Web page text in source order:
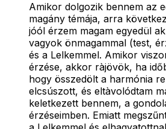
Amikor dolgozik bennem az
magány témája, arra
jóól érzem magam egyedül
vagyok önmagammal (test,
és a Lelkemmel. Amikor
érzése, akkor ràjövök, ha
hogy összedölt a harmónia
elcsúszott, és eltàvolódtam
keletkezett bennem, a
érzéseimben. Emiatt